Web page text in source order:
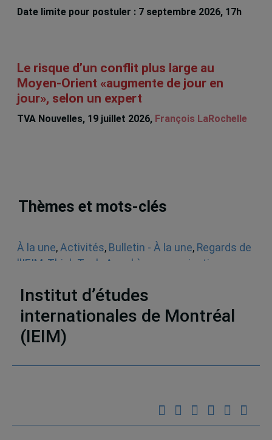
Date limite pour postuler : 7 septembre 2026, 17h
Le risque d’un conflit plus large au
Moyen-Orient «augmente de jour en
jour», selon un expert
TVA Nouvelles, 19 juillet 2026, François LaRochelle
Thèmes et mots-clés
À la une, Activités, Bulletin - À la une, Regards de
l'IEIM Think Tank Appel à communications
Institut d’études
internationales de Montréal
(IEIM)